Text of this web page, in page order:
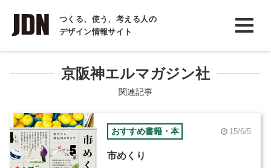
つくる、使う、考える人の
デザイン情報サイト
INTERVIEW
インタビュー
REPORT
COLUMN
コラム
京阪神エルマガジン社
関連記事
おすすめ書籍・本 15/6/5
市めくり